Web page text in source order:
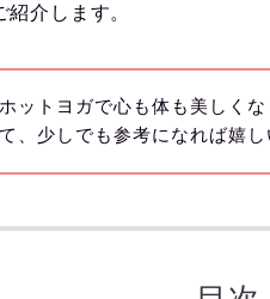
介します。
ホットヨガで心も体も美しく
て、少しでも参考になれば嬉し